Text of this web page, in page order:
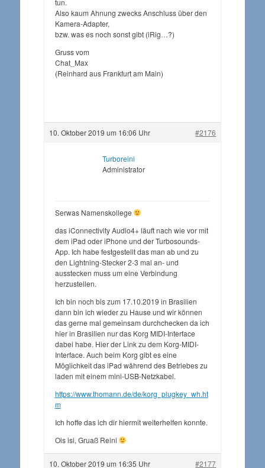
tun.
Also kaum Ahnung zwecks Anschluss über den
Kamera-Adapter,
bzw. was es noch sonst gibt (iRig…?)
Gruss vom
Chat_Max
(Reinhard aus Frankfurt am Main)
10. Oktober 2019 um 16:06 Uhr #2176
Turboreini
Administrator
Serwas Namenskollege
das iConnectivity Audio4+ läuft nach wie vor mit
dem iPad oder iPhone und der Turbosounds-
App. Ich habe festgestellt das man ab und zu
den Lightning-Stecker 2-3 mal an- und
ausstecken muss um eine Verbindung
herzustellen.
Ich bin noch bis zum 17.10.2019 in Brasilien
dann bin ich wieder zu Hause und wir können
das gerne mal gemeinsam durchchecken da ich
hier in Brasilien nur das Korg MIDI-Interface
dabei habe. Hier der Link zu dem Korg-MIDI-
Interface. Auch beim Korg gibt es eine
Möglichkeit das iPad während des Betriebes zu
laden mit einem mini-USB-Netzkabel.
https://www.thomann.de/de/korg_plugkey_wh.ht
m
Ich hoffe das ich dir hiermit weiterhelfen konnte.
Ois isi, Gruaß Reini
10. Oktober 2019 um 16:35 Uhr #2177